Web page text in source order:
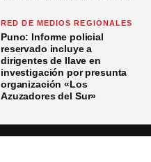
RED DE MEDIOS REGIONALES
Puno: Informe policial
reservado incluye a
dirigentes de Ilave en
investigación por presunta
organización «Los
Azuzadores del Sur»